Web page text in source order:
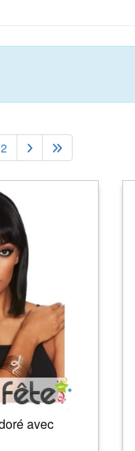
2
avec